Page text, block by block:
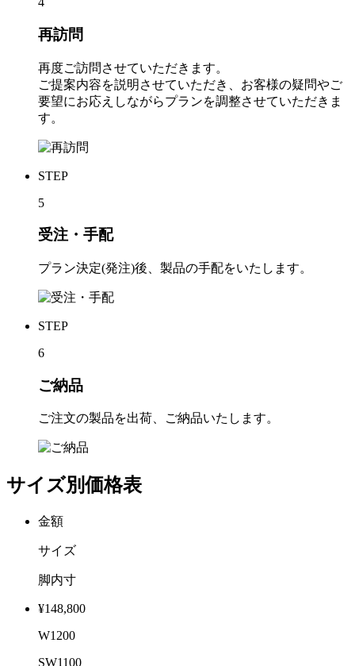
再訪問
再度ご訪問させていただきます。
ご提案内容を説明させていただき、お客様の疑問やご
要望にお応えしながらプランを調整させていただきま
す。
STEP
5
受注・手配
プラン決定(発注)後、製品の手配をいたします。
STEP
6
ご納品
ご注文の製品を出荷、ご納品いたします。
サイズ別価格表
金額
サイズ
脚内寸
¥148,800
W1200
SW1100